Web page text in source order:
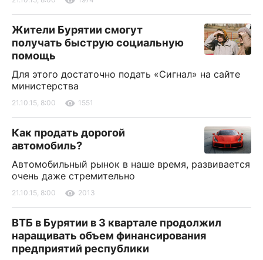
Жители Бурятии смогут
получать быструю социальную
помощь
Для этого достаточно подать «Сигнал» на сайте
министерства
21.10.15, 8:00 1551
Как продать дорогой
автомобиль?
Автомобильный рынок в наше время, развивается
очень даже стремительно
21.10.15, 8:00 2013
ВТБ в Бурятии в 3 квартале продолжил
наращивать объем финансирования
предприятий республики